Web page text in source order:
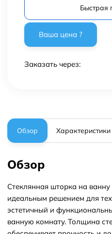
Быстрая
Заказать через:
Обзор Характеристики
Обзор
Стеклянная шторка на ванну
идеальным решением для
эстетичный и
ванную комнату. Толщина